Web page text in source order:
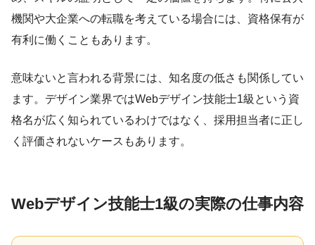
機関や大企業への転職を考えている場合には、資格保有が
有利に働くこともあります。
意味ないと言われる背景には、知名度の低さも関係してい
ます。デザイン業界ではWebデザイン技能士1級という資
格名が広く知られているわけではなく、採用担当者に正し
く評価されないケースもあります。
Webデザイン技能士1級の実際の仕事内容